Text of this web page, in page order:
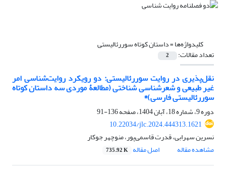
کلیدواژه‌ها =داستان کوتاه سوررئالیستی
تعداد مقالات: 2
نقل‌پذیری در روایت سوررئالیستی: دو رویکرد روایت‌شناسی امر
غیر طبیعی و شعرشناسی شناختی (مطالعۀ موردی سه داستان کوتاه
سوررئالیستی فارسی)*
دوره 9، شماره 18، آبان 1404، صفحه
136-91
10.22034/jlc.2024.444313.1621
نسرین سهرابی، قدرت قاسمی‌پور، منوچهر جوکار
مشاهده مقاله
اصل مقاله 735.92 K